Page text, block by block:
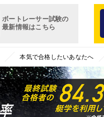
ボートレーサー試験の
最新情報はこちら
本気で合格したいあなたへ